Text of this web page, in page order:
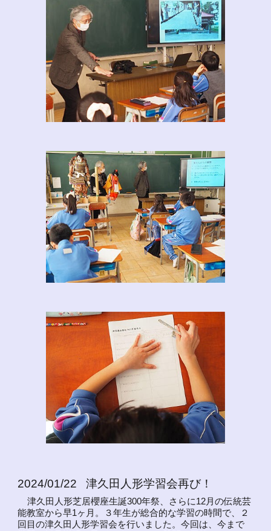
2024/01/22 津久田人形学習会再び！
津久田人形芝居櫻座生誕300年祭、さらに12月の伝統芸
能教室から早1ヶ月。３年生が総合的な学習の時間で、２
回目の津久田人形学習会を行いました。今回は、今まで